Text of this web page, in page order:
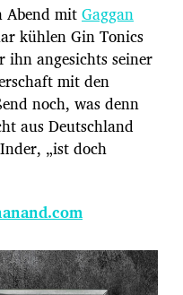
Abend mitGaggan
kühlen Gin Tonics
ihn angesichts seiner
mit den
noch, was denn
aus Deutschland
„ist doch